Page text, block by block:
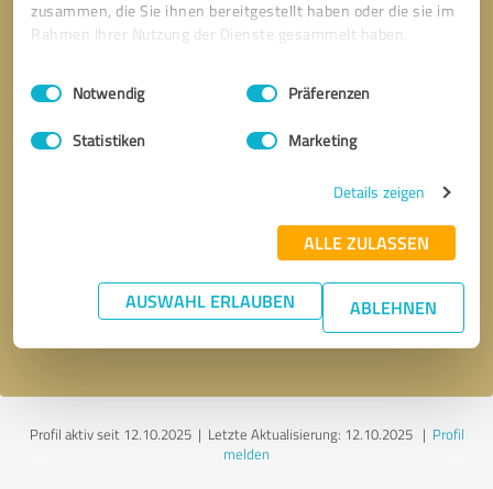
zusammen, die Sie ihnen bereitgestellt haben oder die sie im
Rahmen Ihrer Nutzung der Dienste gesammelt haben.
Impressum Datenschutzbestimmungen
Einwilligungsauswahl
Notwendig Präferenzen
Statistiken Marketing
Details zeigen
ALLE ZULASSEN
AUSWAHL ERLAUBEN ABLEHNEN
* Erforderliche Angaben
Nachricht senden
Datenschutzbestimmungenzu.
Profil aktiv seit 12.10.2025 | Letzte Aktualisierung: 12.10.2025| Profil
melden